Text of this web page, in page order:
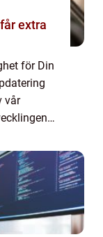
för Din
vår